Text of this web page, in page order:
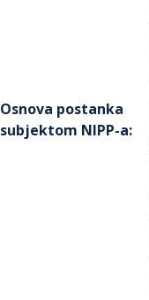
Osnova postanka
subjektom NIPP-a: